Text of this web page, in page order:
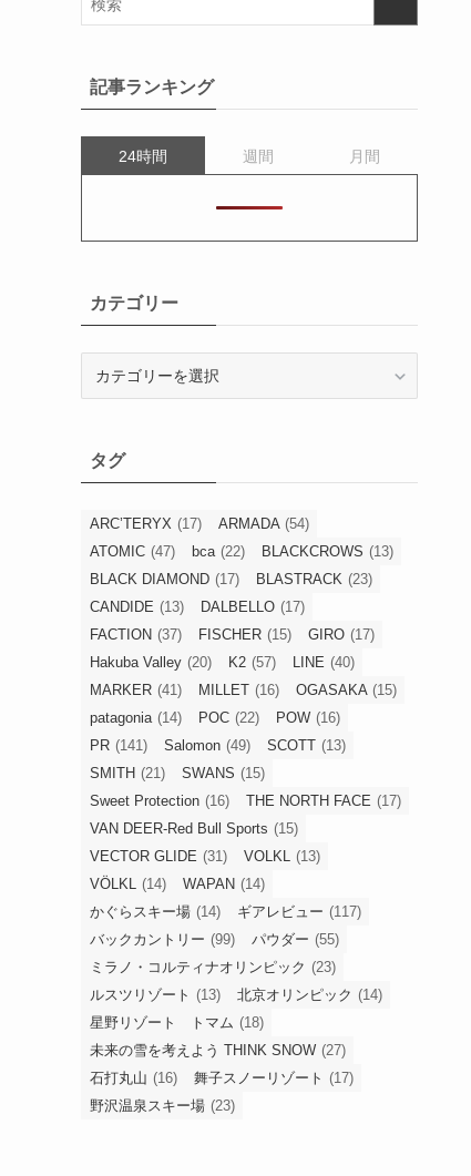
記事ランキング
24時間 週間 月間
カテゴリー
ータグ
ARC’TERYX (17) ARMADA (54)
ATOMIC (47) bca (22) BLACKCROWS (13)
BLACK DIAMOND (17) BLASTRACK (23)
CANDIDE (13) DALBELLO (17)
FACTION (37) FISCHER (15) GIRO (17)
Hakuba Valley (20) K2 (57) LINE (40)
MARKER (41) MILLET (16) OGASAKA (15)
patagonia (14) POC (22) POW (16)
PR (141) Salomon (49) SCOTT (13)
SMITH (21) SWANS (15)
Sweet Protection (16) THE NORTH FACE (17)
VAN DEER-Red Bull Sports (15)
VECTOR GLIDE (31) VOLKL (13)
VÖLKL (14) WAPAN (14)
かぐらスキー場 (14) ギアレビュー (117)
バックカントリー (99) パウダー (55)
ミラノ・コルティナオリンピック (23)
ルスツリゾート (13) 北京オリンピック (14)
星野リゾート トマム (18)
未来の雪を考えよう THINK SNOW (27)
石打丸山 (16) 舞子スノーリゾート (17)
野沢温泉スキー場 (23)